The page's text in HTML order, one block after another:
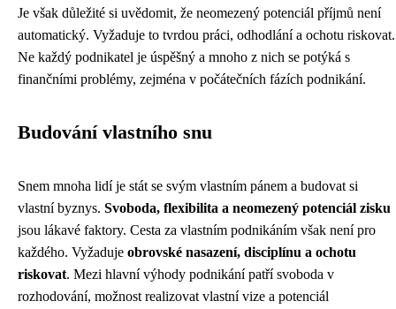
Je však důležité si uvědomit, že neomezený potenciál příjmů není
automatický. Vyžaduje to tvrdou práci, odhodlání a ochotu riskovat.
Ne každý podnikatel je úspěšný a mnoho z nich se potýká s
finančními problémy, zejména v počátečních fázích podnikání.
Budování vlastního snu
Snem mnoha lidí je stát se svým vlastním pánem a budovat si
vlastní byznys. Svoboda, flexibilita a neomezený potenciál zisku
jsou lákavé faktory. Cesta za vlastním podnikáním však není pro
každého. Vyžaduje obrovské nasazení, disciplínu a ochotu
riskovat. Mezi hlavní výhody podnikání patří svoboda v
rozhodování, možnost realizovat vlastní vize a potenciál